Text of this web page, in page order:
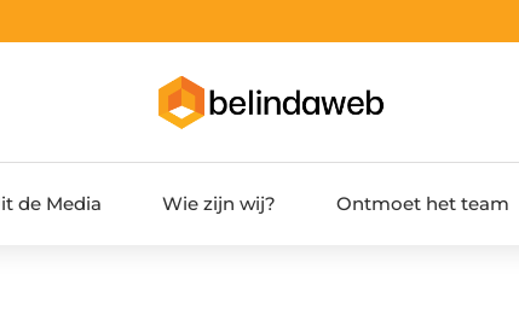
de Media Wie zijn wij? Ontmoet het team